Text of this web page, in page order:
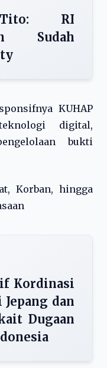
RI
Sudah
KUHAP
digital,
bukti
Korban, hingga
Kordinasi
dan
Dugaan